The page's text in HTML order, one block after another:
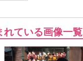
れている画像一覧